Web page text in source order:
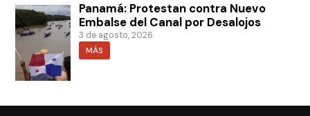
Panamá: Protestan contra Nuevo
Embalse del Canal por Desalojos
3 de agosto, 2026
MÁS